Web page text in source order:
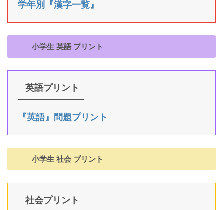
学年別『漢字一覧』
小学生 英語 プリント
英語プリント
『英語』問題プリント
小学生 社会 プリント
社会プリント